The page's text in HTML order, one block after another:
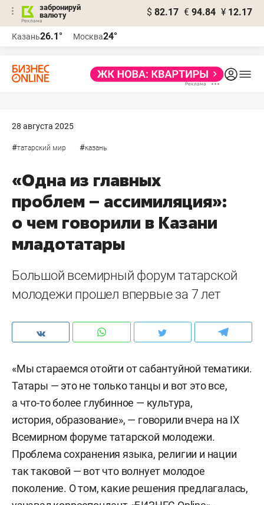
забронируй
валюту
$ 82.17 € 94.84 ¥ 12.17
Казань26.1° Москва24°
28 августа 2025
#татарский мир #казань
«Одна из главных
проблем – ассимиляция»:
о чем говорили в Казани
младотатары
Большой всемирный форум татарской
молодежи прошел впервые за 7 лет
«Мы стараемся отойти от сабантуйной тематики.
Татары — это не только танцы и вот это все,
а что-то более глубинное — культура,
история, образование», — говорили вчера на IX
Всемирном форуме татарской молодежи.
Проблема сохранения языка, религии и нации
так таковой — вот что волнует молодое
поколение. О том, какие решения предлагалась,